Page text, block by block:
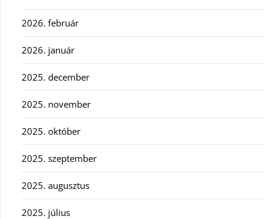
2026. február
2026. január
2025. december
2025. november
2025. október
2025. szeptember
2025. augusztus
2025. július